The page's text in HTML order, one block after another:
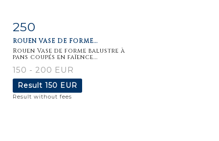
Item detail
250
ROUEN VASE DE FORME...
Rouen Vase de forme balustre à
pans coupés en faïence...
150 - 200 EUR
Result 150 EUR
Result without fees